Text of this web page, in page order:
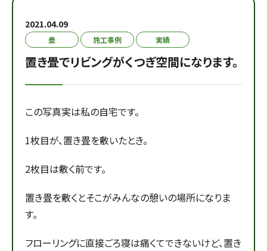
2021.04.09
畳 施工事例 実績
置き畳でリビングがくつぎ空間になります。
この写真実は私の自宅です。
1枚目が、置き畳を敷いたとき。
2枚目は敷く前です。
置き畳を敷くとそこがみんなの憩いの場所になりま
す。
フローリングに直接ごろ寝は痛くてできないけど、置き